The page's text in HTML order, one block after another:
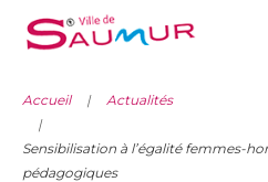
Accueil Actualités
Sensibilisation à l’égalité femmes-
pédagogiques